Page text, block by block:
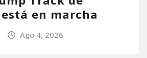
en marcha
Ago 4, 2026